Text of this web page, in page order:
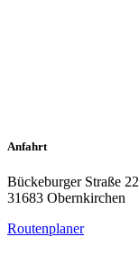
Anfahrt
Bückeburger Straße 22
31683 Obernkirchen
Routenplaner